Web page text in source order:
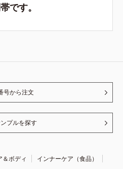
です。
号から注文
プルを探す
＆ボディ
インナーケア（食品）